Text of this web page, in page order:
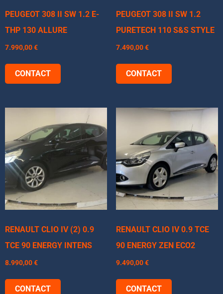
PEUGEOT 308 II SW 1.2 E-
THP 130 ALLURE
7.990,00€
CONTACT
PEUGEOT 308 II SW 1.2
PURETECH 110 S&S STYLE
7.490,00€
CONTACT
RENAULT CLIO IV (2) 0.9
TCE 90 ENERGY INTENS
8.990,00€
CONTACT
RENAULT CLIO IV 0.9 TCE
90 ENERGY ZEN ECO2
9.490,00€
CONTACT